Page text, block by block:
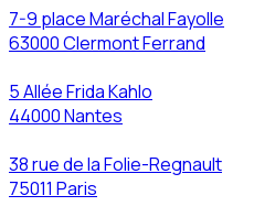
7-9 place Maréchal Fayolle
63000 Clermont Ferrand
5 Allée Frida Kahlo
44000 Nantes
38 rue de la Folie-Regnault
75011 Paris